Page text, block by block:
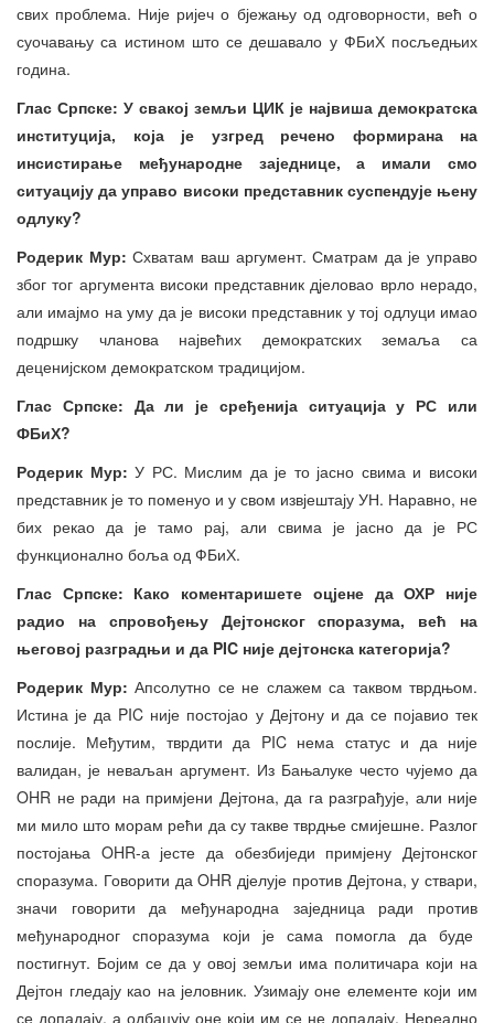
свих проблема. Није ријеч о бјежању од одговорности, већ о
суочавању са истином што се дешавало у ФБиХ посљедњих
година.
Глас Српске: У свакој земљи ЦИК је највиша демократска
институција, која је узгред речено формирана на
инсистирање међународне заједнице, а имали смо
ситуацију да управо високи представник суспендује њену
одлуку?
Родерик Мур: Схватам ваш аргумент. Сматрам да је управо
због тог аргумента високи представник дјеловао врло нерадо,
али имајмо на уму да је високи представник у тој одлуци имао
подршку чланова највећих демократских земаља са
деценијском демократском традицијом.
Глас Српске: Да ли је сређенија ситуација у РС или
ФБиХ?
Родерик Мур: У РС. Мислим да је то јасно свима и високи
представник је то поменуо и у свом извјештају УН. Наравно, не
бих рекао да је тамо рај, али свима је јасно да је РС
функционално боља од ФБиХ.
Глас Српске: Како коментаришете оцјене да ОХР није
радио на спровођењу Дејтонског споразума, већ на
његовој разградњи и да PIC није дејтонска категорија?
Родерик Мур: Апсолутно се не слажем са таквом тврдњом.
Истина је да PIC није постојао у Дејтону и да се појавио тек
послије. Међутим, тврдити да PIC нема статус и да није
валидан, је неваљан аргумент. Из Бањалуке често чујемо да
OHR не ради на примјени Дејтона, да га разграђује, али није
ми мило што морам рећи да су такве тврдње смијешне. Разлог
постојања OHR-а јесте да обезбиједи примјену Дејтонског
споразума. Говорити да OHR дјелује против Дејтона, у ствари,
значи говорити да међународна заједница ради против
међународног споразума који је сама помогла да буде
постигнут. Бојим се да у овој земљи има политичара који на
Дејтон гледају као на јеловник. Узимају оне елементе који им
се допадају, а одбацују оне који им се не допадају. Нереално